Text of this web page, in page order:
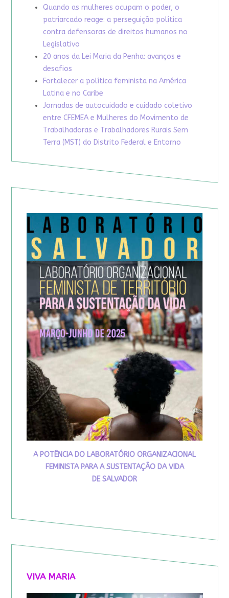
Quando as mulheres ocupam o poder, o
patriarcado reage: a perseguição política
contra defensoras de direitos humanos no
Legislativo
20 anos da Lei Maria da Penha: avanços e
desafios
Fortalecer a política feminista na América
Latina e no Caribe
Jornadas de autocuidado e cuidado coletivo
entre CFEMEA e Mulheres do Movimento de
Trabalhadoras e Trabalhadores Rurais Sem
Terra (MST) do Distrito Federal e Entorno
A POTÊNCIA DO LABORATÓRIO ORGANIZACIONAL
FEMINISTA PARA A SUSTENTAÇÃO DA VIDA
DE SALVADOR
VIVA MARIA